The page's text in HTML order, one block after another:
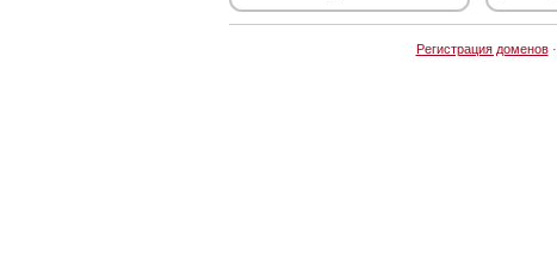
Регистрация доменов·